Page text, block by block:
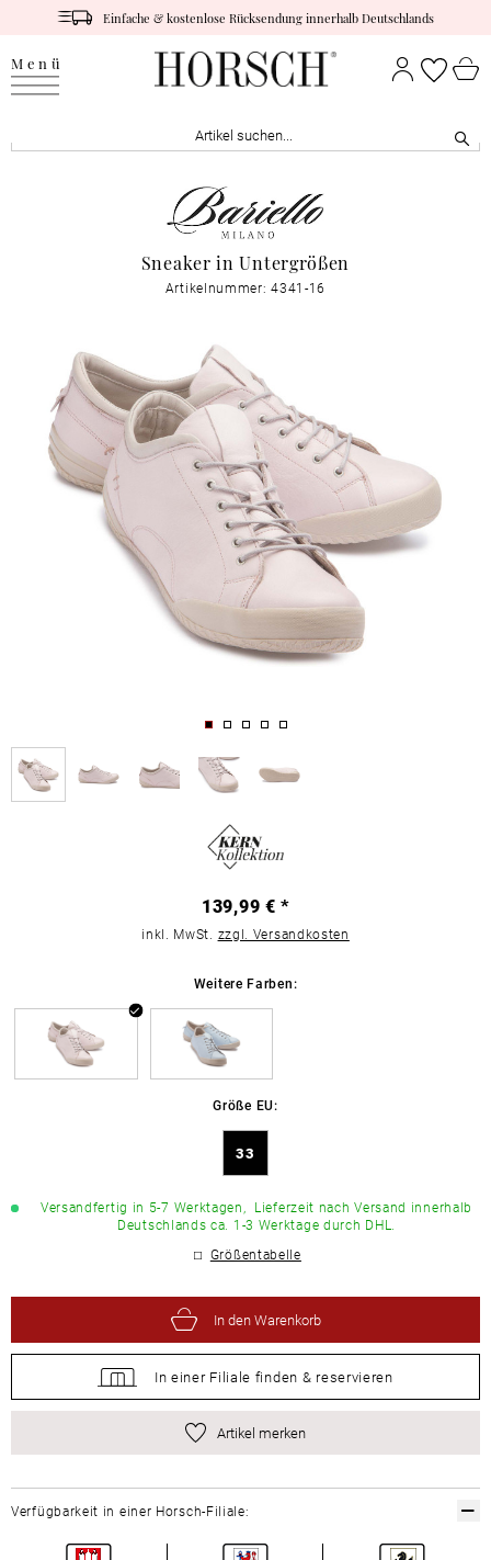
Einfache & kostenlose Rücksendung innerhalb Deutschlands
Menü
Sneaker in Untergrößen
Artikelnummer: 4341-16
139,99 € *
inkl. MwSt. zzgl. Versandkosten
Weitere Farben:
Größe EU:
33
Versandfertig in 5-7 Werktagen, Lieferzeit nach Versand innerhalb
Deutschlands ca. 1-3 Werktage durch DHL.
Größentabelle
In den Warenkorb
In einer Filiale finden & reservieren
Artikel merken
Verfügbarkeit in einer Horsch-Filiale: